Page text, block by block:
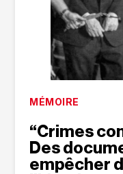
MÉMOIRE
“Crimes
Des
empêcher